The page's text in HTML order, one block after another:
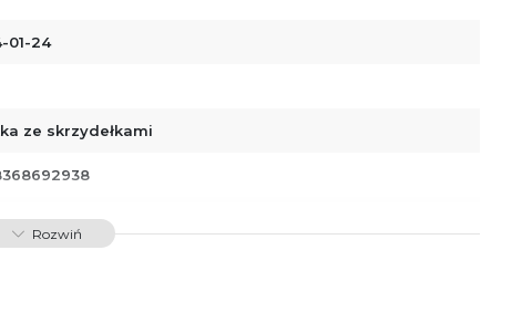
01-24
ze skrzydełkami
Rozwiń